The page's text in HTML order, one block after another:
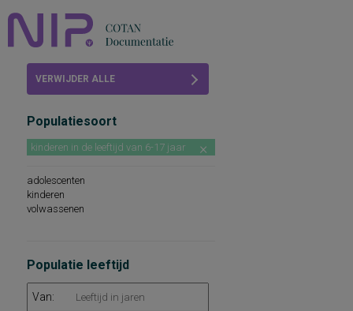
VERWIJDER ALLE
Populatiesoort
kinderen in de leeftijd van 6-17 jaar
adolescenten
kinderen
volwassenen
Populatie leeftijd
Van: